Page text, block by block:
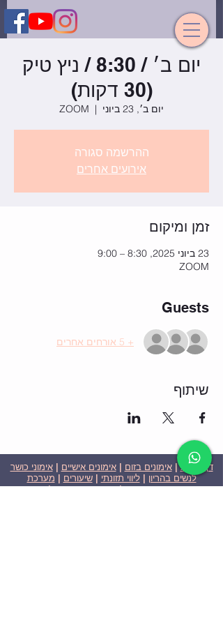
יום ב׳ / 8:30 / ניץ טיק
(30 דקות)
יום ב׳, 23 ביוני
  |
ZOOM
ההרשמה סגורה
אירועים אחרים
זמן ומיקום
23 ביוני 2025, 8:30 – 9:00
ZOOM
Guests
+ 5 אורחים אחרים
שיתוף
דף הבית|אימונים בזום |אימונים אישיים |אימוני כושר
לנשים בהריון |ליווי תזונתי |שיעורים | מערכת
שבועית-אימונים בזום|תוכניות ומחירים|סרטוני